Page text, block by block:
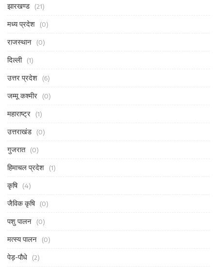
झारखण्ड (21)
मध्य प्रदेश (0)
राजस्थान (0)
दिल्ली (1)
उत्तर प्रदेश (6)
जम्मू कश्मीर (0)
महाराष्ट्र (1)
उत्तराखंड (0)
गुजरात (0)
हिमाचल प्रदेश (1)
कृषि (4)
जैविक कृषि (0)
पशु पालन (0)
मत्स्य पालन (0)
पेड़-पौधे (2)